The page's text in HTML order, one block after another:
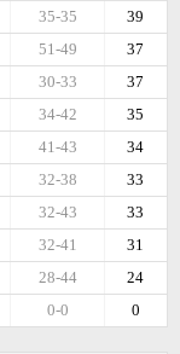
39
35-35
37
51-49
37
30-33
35
34-42
34
41-43
33
32-38
33
32-43
31
32-41
24
28-44
0
0-0